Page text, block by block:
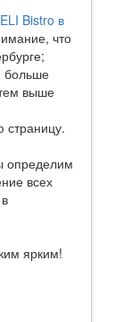
Bistro в
что
больше
выше
страницу.
определим
всех
ярким!